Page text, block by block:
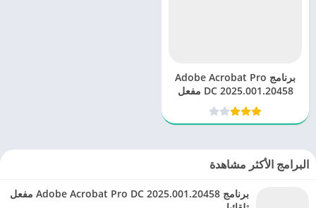
برنامج Adobe Acrobat Pro
DC 2025.001.20458 مفعل
تلقائيا
البرامج الأكثر مشاهدة
برنامج Adobe Acrobat Pro DC 2025.001.20458 مفعل